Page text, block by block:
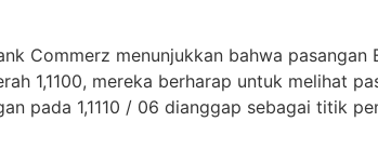
Commerz menunjukkan bahwa
1,1100, mereka berharap untuk melihat
pada 1,1110 / 06 dianggap sebagai titik